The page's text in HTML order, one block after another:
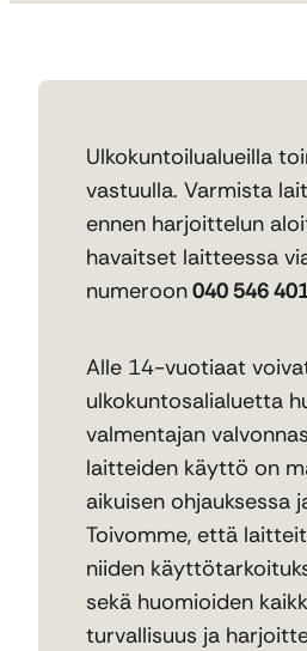
Ulkokuntoilualueilla
vastuulla. Varmista
ennen harjoittelun
havaitset laitteessa
numeroon040 546
Alle 14-vuotiaat
ulkokuntosalialuetta
valmentajan
laitteiden käyttö on
aikuisen ohjauksessa
Toivomme, että
niiden
sekä huomioiden
turvallisuus ja